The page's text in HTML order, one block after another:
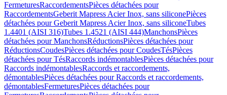
FermeturesRaccordementsPièces détachées pour
RaccordementsGeberit Mapress Acier Inox, sans siliconePièces
détachées pour Geberit Mapress Acier Inox, sans siliconeTubes
1.4401 (AISI 316)Tubes 1.4521 (AISI 444)ManchonsPièces
détachées pour ManchonsRéductionsPièces détachées pour
RéductionsCoudesPièces détachées pour CoudesTésPièces
détachées pour TésRaccords indémontablesPièces détachées pour
Raccords indémontablesRaccords et raccordements,
démontablesPièces détachées pour Raccords et raccordements,
démontablesFermeturesPièces détachées pour